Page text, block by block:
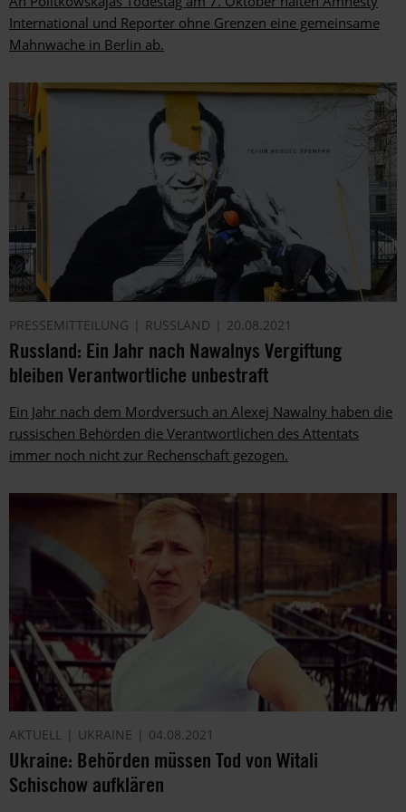
International und Reporter ohne Grenzen eine gemeinsame
Mahnwache in Berlin ab.
PRESSEMITTEILUNG RUSSLAND 20.08.2021
Russland: Ein Jahr nach Nawalnys Vergiftung
bleiben Verantwortliche unbestraft
Ein Jahr nach dem Mordversuch an Alexej Nawalny haben die
russischen Behörden die Verantwortlichen des Attentats
immer noch nicht zur Rechenschaft gezogen.
AKTUELL UKRAINE 04.08.2021
Ukraine: Behörden müssen Tod von Witali
Schischow aufklären